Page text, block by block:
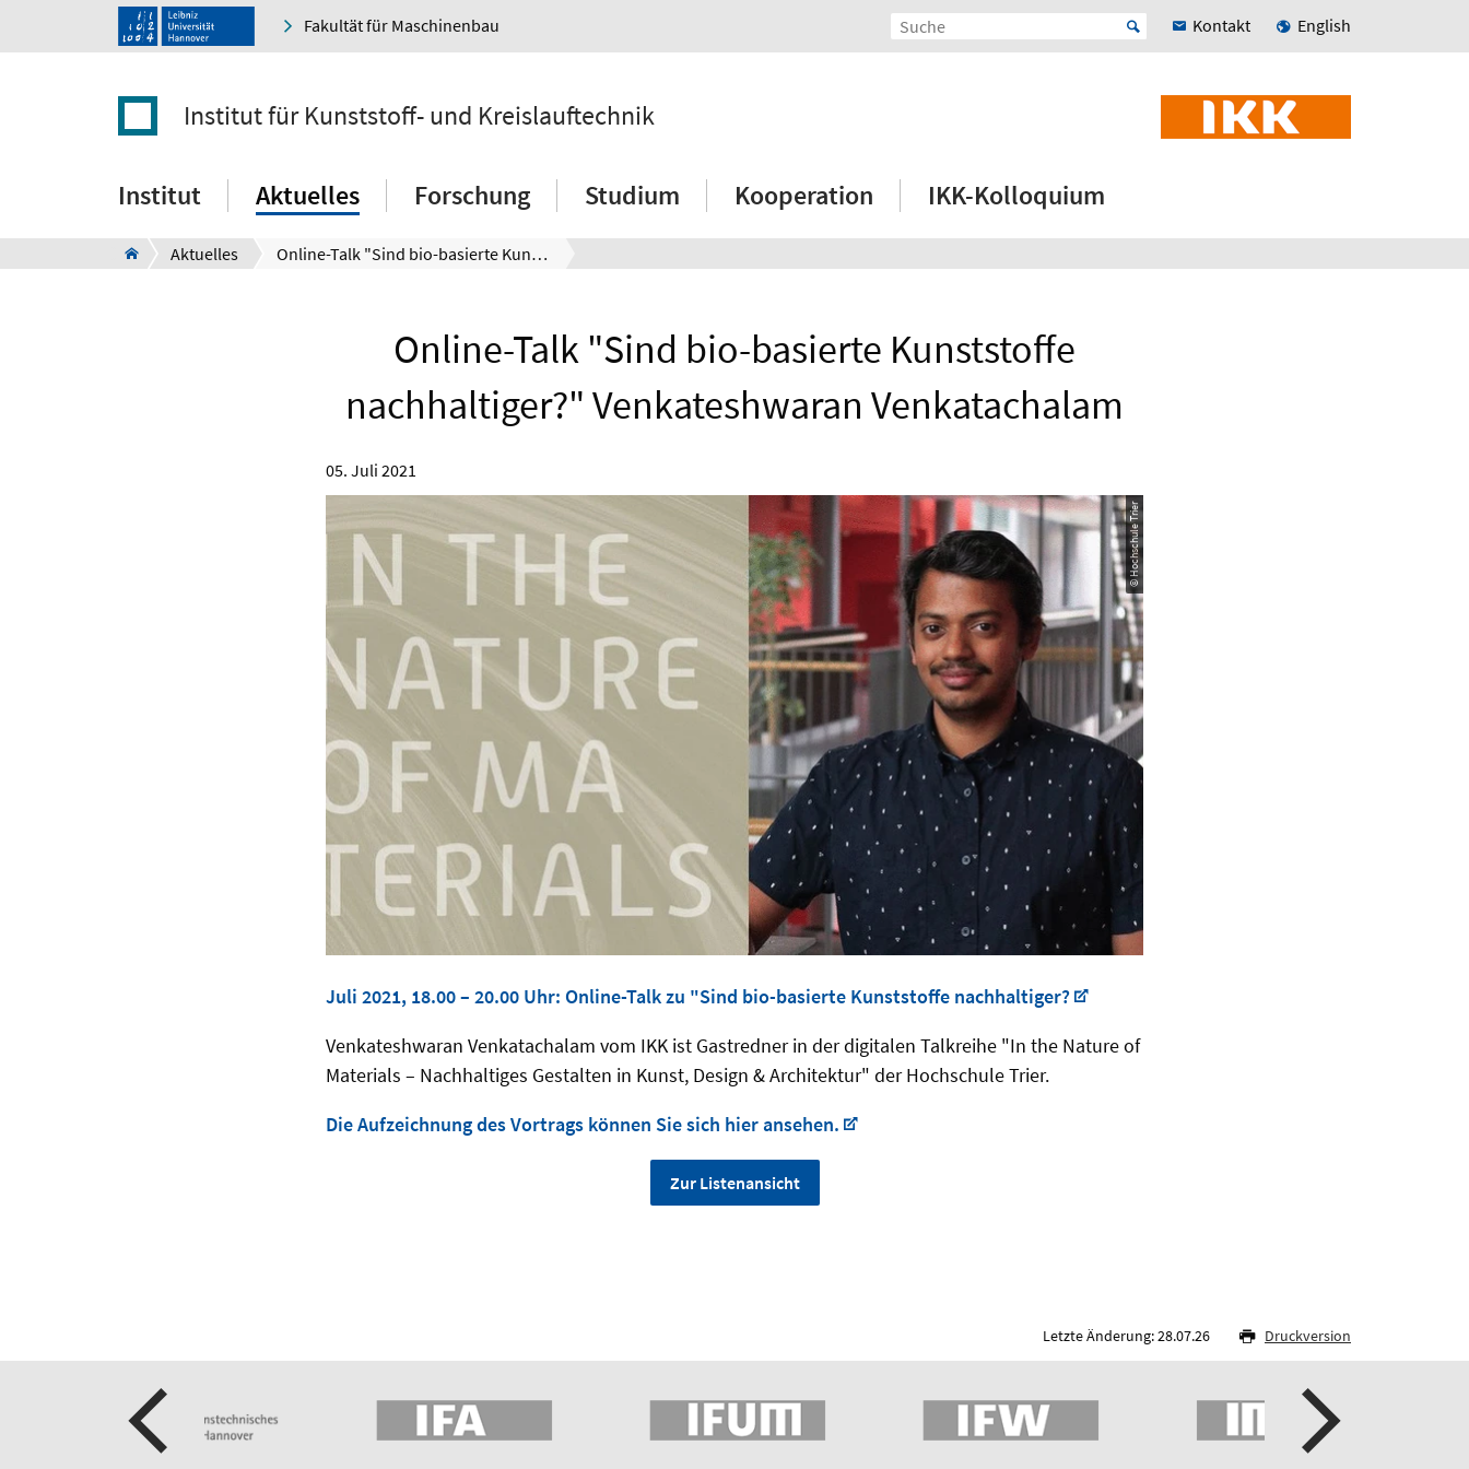
Fakultät für Maschinenbau Kontakt English
Institut für Kunststoff- und Kreislauftechnik
Institut Aktuelles Forschung Studium Kooperation IKK-Kolloquium
Aktuelles Online-Talk "Sind bio-basierte Kunststoffe nachhaltiger?" Venkateshwaran Venkatachalam
Online-Talk "Sind bio-basierte Kunststoffe
nachhaltiger?" Venkateshwaran Venkatachalam
05. Juli 2021
© Hochschule Trier
Juli 2021, 18.00 – 20.00 Uhr: Online-Talk zu "Sind bio-basierte Kunststoffe nachhaltiger?
Venkateshwaran Venkatachalam vom IKK ist Gastredner in der digitalen Talkreihe "In the Nature of
Materials – Nachhaltiges Gestalten in Kunst, Design & Architektur" der Hochschule Trier.
Die Aufzeichnung des Vortrags können Sie sich hier ansehen.
Zur Listenansicht
Letzte Änderung: 28.07.26 Druckversion